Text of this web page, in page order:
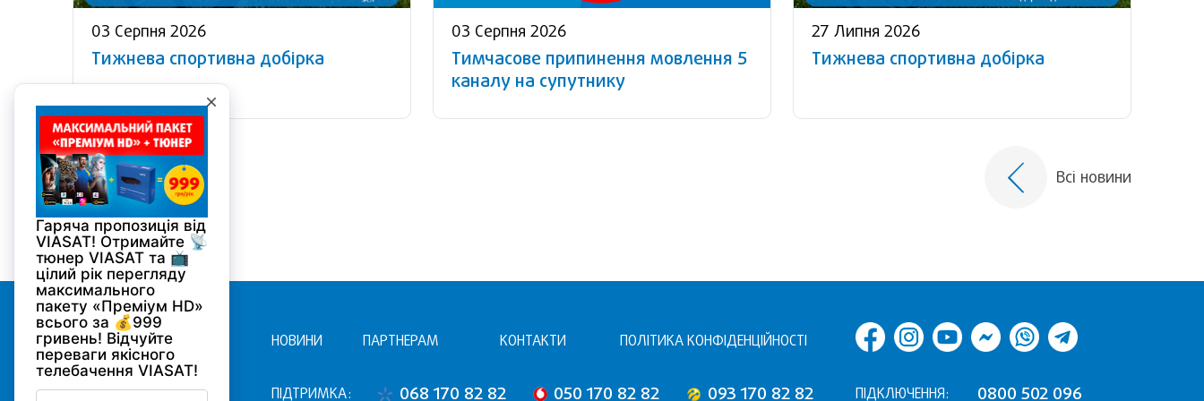
03 Серпня 2026
Тижнева спортивна добірка
03 Серпня 2026
Тимчасове припинення мовлення 5
каналу на супутнику
27 Липня 2026
Тижнева спортивна добірка
Всі новини
НОВИНИ ПАРТНЕРАМ КОНТАКТИ ПОЛІТИКА КОНФІДЕНЦІЙНОСТІ
ПІДТРИМКА: 068 170 82 82 050 170 82 82 093 170 82 82 ПІДКЛЮЧЕННЯ: 0800 502 096